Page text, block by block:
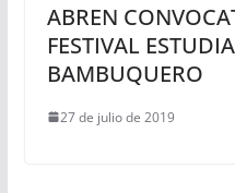
ABREN
FESTIVAL
BAMBUQUERO
27 de julio de 2019